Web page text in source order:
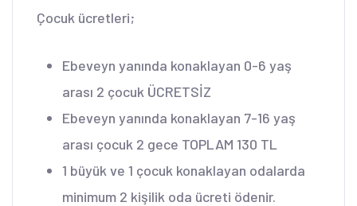
Çocuk ücretleri;
Ebeveyn yanında konaklayan 0-6 yaş
arası 2 çocuk ÜCRETSİZ
Ebeveyn yanında konaklayan 7-16 yaş
arası çocuk 2 gece TOPLAM 130 TL
1 büyük ve 1 çocuk konaklayan odalarda
minimum 2 kişilik oda ücreti ödenir.